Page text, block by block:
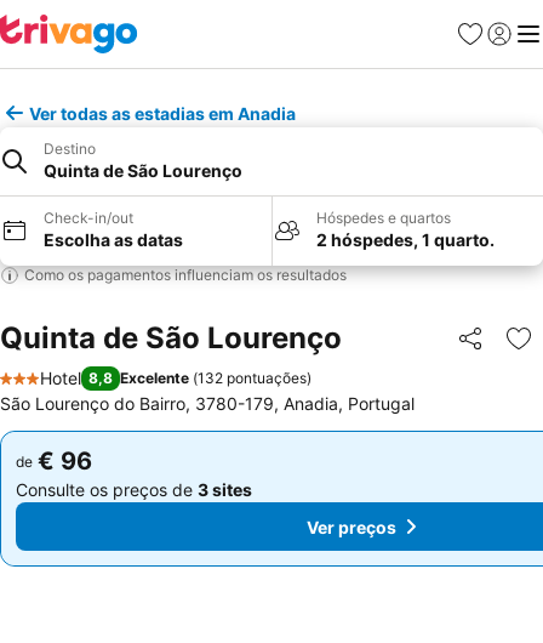
Favoritos
Iniciar
Ver todas as estadias em Anadia
Destino
Quinta de São Lourenço
Check-in/out
Escolha as datas
Hóspedes e quartos
2 hóspedes, 1 quarto.
Como os pagamentos influenciam os resultados
Quinta de São Lourenço Partilhar
3 Estrelas
Hotel 8,8 Excelente (132 pontuações)
São Lourenço do Bairro, 3780-179, Anadia, Portugal
de € 96
Consulte os preços de 3 sites
de € 96
Consulte os preços de 3 sites
Ver preços